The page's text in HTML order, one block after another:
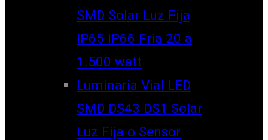
SMD Solar Luz Fija
IP65 IP66 Fría 20 a
1.500 watt
Luminaria Vial LED
SMD DS43 DS1 Solar
Luz Fija o Sensor